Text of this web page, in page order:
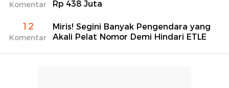
Komentar
Rp 438 Juta
12
Komentar
Miris! Segini Banyak Pengendara yang
Akali Pelat Nomor Demi Hindari ETLE